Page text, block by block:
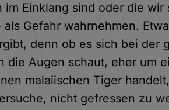
Einklang sind oder die wir
Gefahr wahrnehmen.
denn ob es sich bei der
die Augen schaut, eher um
malaiischen Tiger
nicht gefressen zu